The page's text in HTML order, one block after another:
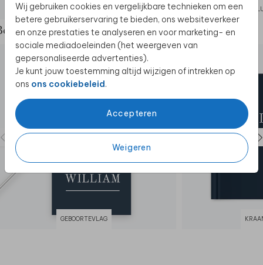
Wij gebruiken cookies en vergelijkbare technieken om een
betere gebruikerservaring te bieden, ons websiteverkeer
en onze prestaties te analyseren en voor marketing- en
sociale mediadoeleinden (het weergeven van
gepersonaliseerde advertenties).
Je kunt jouw toestemming altijd wijzigen of intrekken op
ons ons cookiebeleid.
Accepteren
Weigeren
TUINBORD
de complete set
GEBOORTEVLAG